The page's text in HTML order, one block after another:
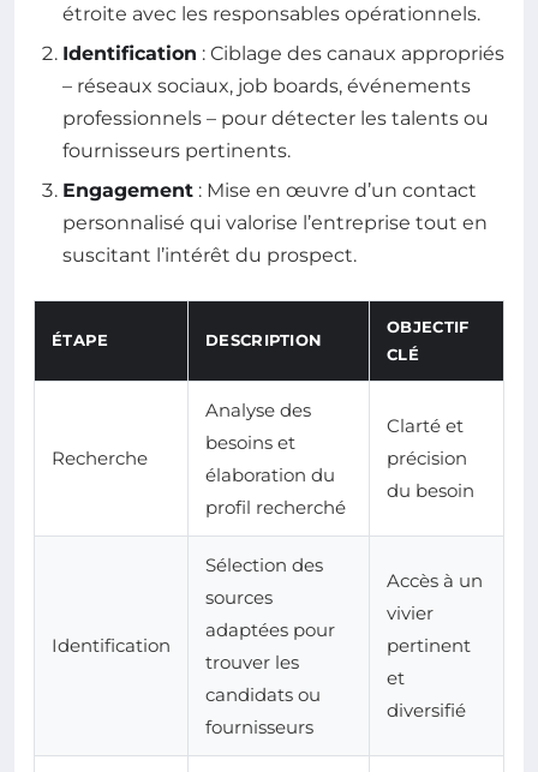
étroite avec les responsables opérationnels.
Identification : Ciblage des canaux appropriés
– réseaux sociaux, job boards, événements
professionnels – pour détecter les talents ou
fournisseurs pertinents.
Engagement : Mise en œuvre d’un contact
personnalisé qui valorise l’entreprise tout en
suscitant l’intérêt du prospect.
ÉTAPE DESCRIPTION
OBJECTIF
CLÉ
Recherche
Analyse des
besoins et
élaboration du
profil recherché
Clarté et
précision
du besoin
Identification
Sélection des
sources
adaptées pour
trouver les
candidats ou
fournisseurs
Accès à un
vivier
pertinent
et
diversifié